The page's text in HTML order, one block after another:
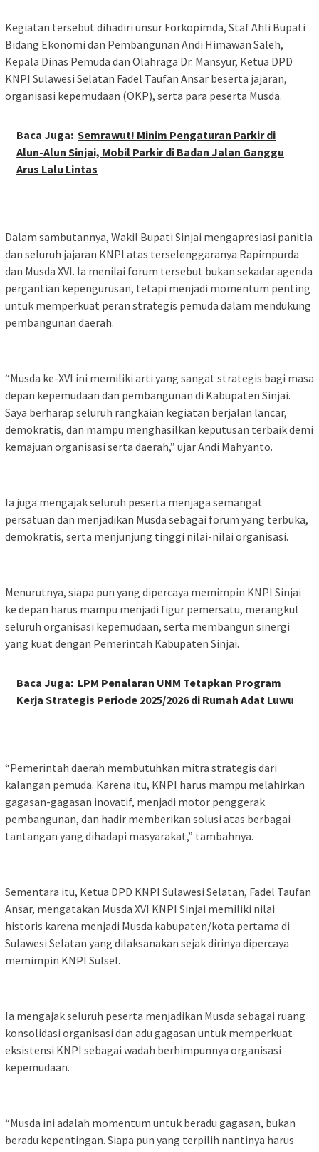
Kegiatan tersebut dihadiri unsur Forkopimda, Staf Ahli Bupati
Bidang Ekonomi dan Pembangunan Andi Himawan Saleh,
Kepala Dinas Pemuda dan Olahraga Dr. Mansyur, Ketua DPD
KNPI Sulawesi Selatan Fadel Taufan Ansar beserta jajaran,
organisasi kepemudaan (OKP), serta para peserta Musda.
Baca Juga: Semrawut! Minim Pengaturan Parkir di
Alun-Alun Sinjai, Mobil Parkir di Badan Jalan Ganggu
Arus Lalu Lintas
Dalam sambutannya, Wakil Bupati Sinjai mengapresiasi panitia
dan seluruh jajaran KNPI atas terselenggaranya Rapimpurda
dan Musda XVI. Ia menilai forum tersebut bukan sekadar agenda
pergantian kepengurusan, tetapi menjadi momentum penting
untuk memperkuat peran strategis pemuda dalam mendukung
pembangunan daerah.
“Musda ke-XVI ini memiliki arti yang sangat strategis bagi masa
depan kepemudaan dan pembangunan di Kabupaten Sinjai.
Saya berharap seluruh rangkaian kegiatan berjalan lancar,
demokratis, dan mampu menghasilkan keputusan terbaik demi
kemajuan organisasi serta daerah,” ujar Andi Mahyanto.
Ia juga mengajak seluruh peserta menjaga semangat
persatuan dan menjadikan Musda sebagai forum yang terbuka,
demokratis, serta menjunjung tinggi nilai-nilai organisasi.
Menurutnya, siapa pun yang dipercaya memimpin KNPI Sinjai
ke depan harus mampu menjadi figur pemersatu, merangkul
seluruh organisasi kepemudaan, serta membangun sinergi
yang kuat dengan Pemerintah Kabupaten Sinjai.
Baca Juga: LPM Penalaran UNM Tetapkan Program
Kerja Strategis Periode 2025/2026 di Rumah Adat Luwu
“Pemerintah daerah membutuhkan mitra strategis dari
kalangan pemuda. Karena itu, KNPI harus mampu melahirkan
gagasan-gagasan inovatif, menjadi motor penggerak
pembangunan, dan hadir memberikan solusi atas berbagai
tantangan yang dihadapi masyarakat,” tambahnya.
Sementara itu, Ketua DPD KNPI Sulawesi Selatan, Fadel Taufan
Ansar, mengatakan Musda XVI KNPI Sinjai memiliki nilai
historis karena menjadi Musda kabupaten/kota pertama di
Sulawesi Selatan yang dilaksanakan sejak dirinya dipercaya
memimpin KNPI Sulsel.
Ia mengajak seluruh peserta menjadikan Musda sebagai ruang
konsolidasi organisasi dan adu gagasan untuk memperkuat
eksistensi KNPI sebagai wadah berhimpunnya organisasi
kepemudaan.
“Musda ini adalah momentum untuk beradu gagasan, bukan
beradu kepentingan. Siapa pun yang terpilih nantinya harus